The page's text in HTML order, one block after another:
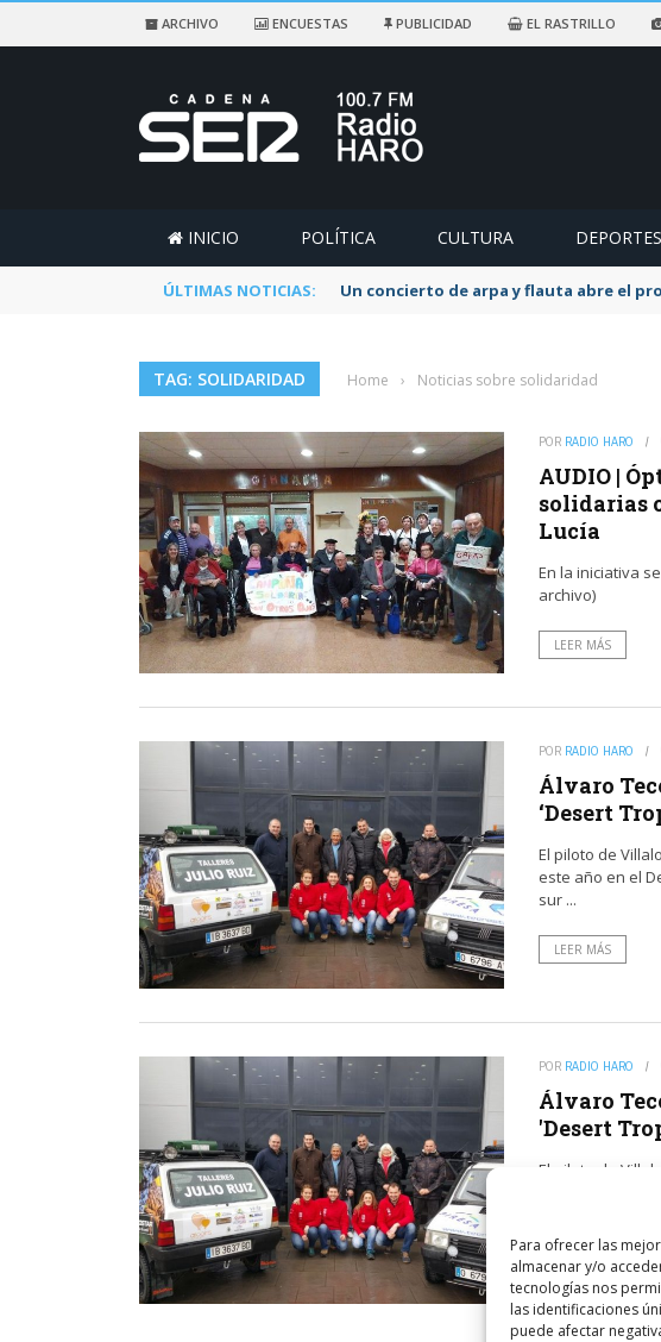
Para ofrecer las
almacenar y/o
tecnologías nos
las identificaciones
puede afectar
ARCHIVO ENCUESTAS PUBLICIDAD EL RASTRILLO
INICIO POLÍTICA CULTURA DEPORTES
ÚLTIMAS NOTICIAS: Un concierto de arpa y flauta abre el
TAG: SOLIDARIDAD Home › Noticias sobre solidaridad
POR RADIO HARO
AUDIO |
solidarias
Lucía
En la iniciativa
archivo)
LEER MÁS
POR RADIO HARO
Álvaro
‘Desert
El piloto de
este año en el
sur ...
LEER MÁS
POR RADIO HARO
Álvaro
'Desert
El piloto de
este año en el
LEER MÁS